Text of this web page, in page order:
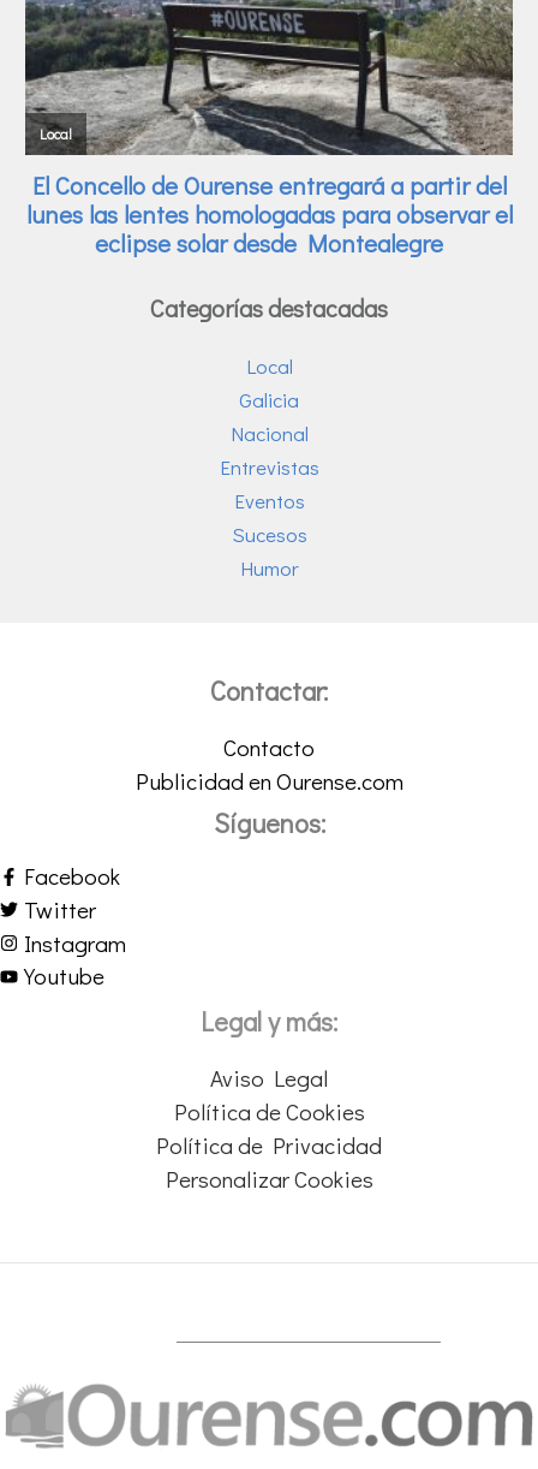
Categorías destacadas
Local
Galicia
Nacional
Entrevistas
Eventos
Sucesos
Humor
Contactar:
Contacto
Publicidad en Ourense.com
Síguenos:
Facebook
Twitter
Instagram
Youtube
Legal y más:
Aviso Legal
Política de Cookies
Política de Privacidad
Personalizar Cookies